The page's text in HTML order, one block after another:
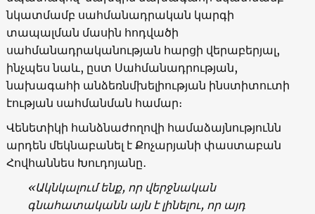
նկատմամբ սահմանադրական կարգի
տապալման մասին հոդվածի
սահմանադրականության հարցի վերաբերյալ,
ինչպես նաև, ըստ Սահմանադրության,
նախագահի անձեռնմխելիության ինստիտուտի
էության սահմանման համար։
Վենետիկի հանձնաժողովի համաձայնությունն
արդեն մեկնաբանել է Քոչարյանի փաստաբան
Հովհաննես Խուդոյանը․
«Ակնկալում ենք, որ վերջնական
գնահատականն այն է լինելու, որ այդ